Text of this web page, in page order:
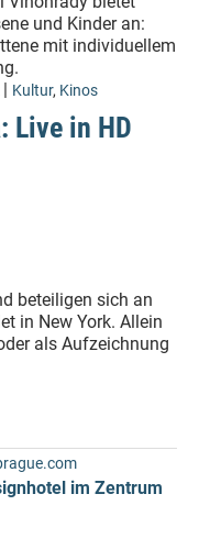
und Kinder an:
mit individuellem
| Kultur, Kinos
Live in HD
beteiligen sich an
in New York. Allein
als Aufzeichnung
im Zentrum